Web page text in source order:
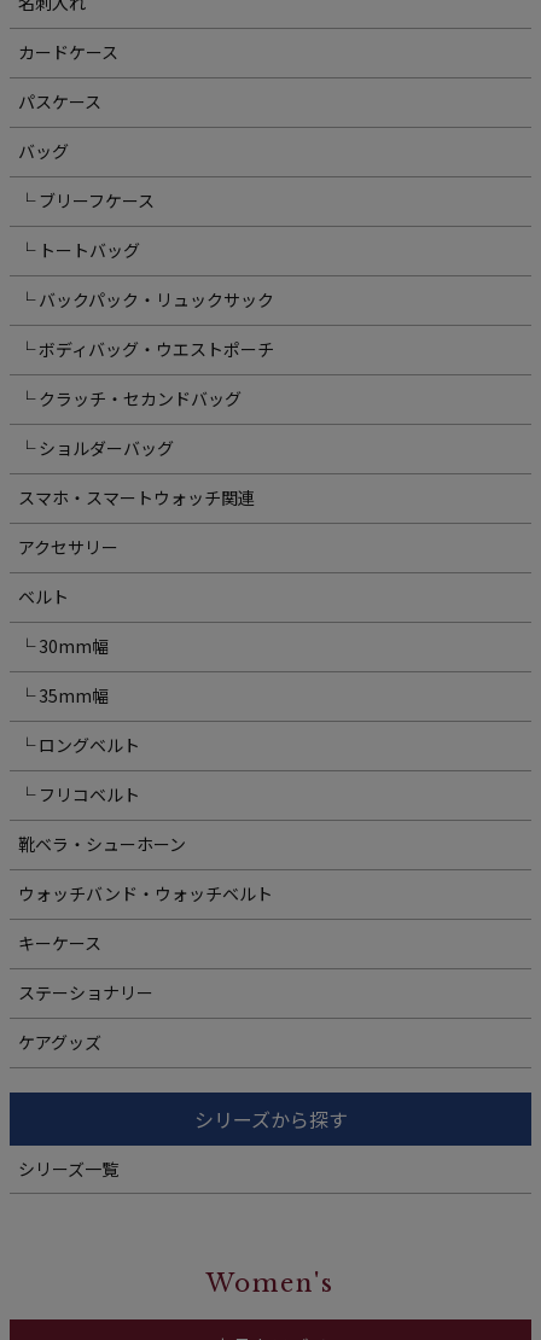
カードケース
パスケース
バッグ
└ ブリーフケース
└ トートバッグ
└ バックパック・リュックサック
└ ボディバッグ・ウエストポーチ
└ クラッチ・セカンドバッグ
└ ショルダーバッグ
スマホ・スマートウォッチ関連
アクセサリー
ベルト
└ 30mm幅
└ 35mm幅
└ ロングベルト
└ フリコベルト
靴ベラ・シューホーン
ウォッチバンド・ウォッチベルト
キーケース
ステーショナリー
ケアグッズ
シリーズから探す
シリーズ一覧
Women's